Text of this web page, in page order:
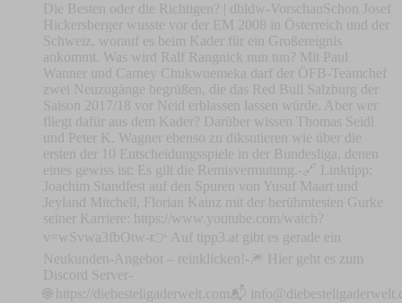
Die Besten oder die Richtigen? | dbldw-VorschauSchon Josef
Hickersberger wusste vor der EM 2008 in Österreich und der
Schweiz, worauf es beim Kader für ein Großereignis
ankommt. Was wird Ralf Rangnick nun tun? Mit Paul
Wanner und Carney Chukwuemeka darf der ÖFB-Teamchef
zwei Neuzugänge begrüßen, die das Red Bull Salzburg der
Saison 2017/18 vor Neid erblassen lassen würde. Aber wer
fliegt dafür aus dem Kader? Darüber wissen Thomas Seidl
und Peter K. Wagner ebenso zu diksutieren wie über die
ersten der 10 Entscheidungsspiele in der Bundesliga, denen
eines gewiss ist: Es gilt die Remisvermutung.-🔗 Linktipp:
Joachim Standfest auf den Spuren von Yusuf Maart und
Jeyland Mitchell, Florian Kainz mit der berühmtesten Gurke
seiner Karriere: ⁠⁠https://www.youtube.com/watch?
v=wSvwa3fbOtw-👉 ⁠⁠⁠⁠Auf tipp3.at gibt es gerade ein
Neukunden-Angebot – reinklicken!⁠-⁠⁠⁠🎆 Hier geht es zum
Discord Server⁠⁠⁠⁠⁠⁠⁠⁠⁠⁠⁠⁠⁠⁠⁠⁠⁠⁠⁠⁠⁠⁠⁠⁠⁠⁠⁠⁠⁠-
🌐 ⁠⁠⁠⁠⁠⁠⁠⁠⁠⁠⁠⁠⁠⁠⁠⁠⁠⁠⁠⁠⁠⁠⁠⁠⁠⁠⁠⁠⁠⁠⁠⁠⁠⁠⁠⁠⁠⁠⁠⁠⁠⁠⁠⁠⁠⁠⁠⁠⁠⁠⁠⁠⁠⁠https://diebesteligaderwelt.com⁠⁠⁠⁠⁠⁠⁠⁠⁠⁠⁠⁠⁠⁠⁠⁠⁠⁠⁠⁠⁠⁠⁠⁠⁠⁠⁠⁠⁠⁠⁠⁠⁠⁠⁠⁠⁠⁠⁠⁠⁠⁠⁠⁠⁠⁠⁠⁠⁠⁠⁠⁠⁠⁠📬 ⁠⁠⁠⁠⁠